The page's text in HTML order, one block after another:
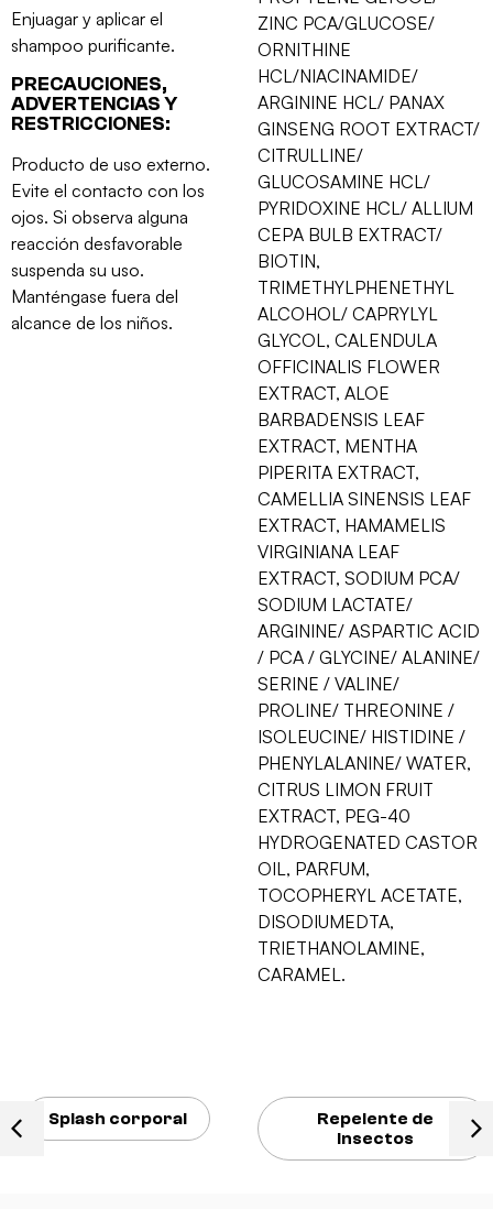
Enjuagar y aplicar el
shampoo purificante.
PRECAUCIONES,
ADVERTENCIAS Y
RESTRICCIONES:
Producto de uso externo.
Evite el contacto con los
ojos. Si observa alguna
reacción desfavorable
suspenda su uso.
Manténgase fuera del
alcance de los niños.
ZINC PCA/GLUCOSE/
ORNITHINE
HCL/NIACINAMIDE/
ARGININE HCL/ PANAX
GINSENG ROOT EXTRACT/
CITRULLINE/
GLUCOSAMINE HCL/
PYRIDOXINE HCL/ ALLIUM
CEPA BULB EXTRACT/
BIOTIN,
TRIMETHYLPHENETHYL
ALCOHOL/ CAPRYLYL
GLYCOL, CALENDULA
OFFICINALIS FLOWER
EXTRACT, ALOE
BARBADENSIS LEAF
EXTRACT, MENTHA
PIPERITA EXTRACT,
CAMELLIA SINENSIS LEAF
EXTRACT, HAMAMELIS
VIRGINIANA LEAF
EXTRACT, SODIUM PCA/
SODIUM LACTATE/
ARGININE/ ASPARTIC ACID
/ PCA / GLYCINE/ ALANINE/
SERINE / VALINE/
PROLINE/ THREONINE /
ISOLEUCINE/ HISTIDINE /
PHENYLALANINE/ WATER,
CITRUS LIMON FRUIT
EXTRACT, PEG-40
HYDROGENATED CASTOR
OIL, PARFUM,
TOCOPHERYL ACETATE,
DISODIUMEDTA,
TRIETHANOLAMINE,
CARAMEL.
Repelente de
insectos